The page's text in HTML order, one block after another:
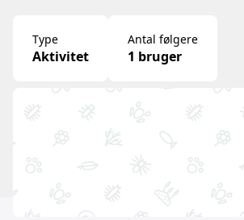
Type
Aktivitet
Antal følgere
1 bruger